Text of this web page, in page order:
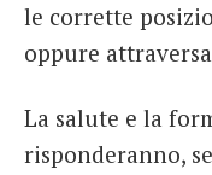
le corrette
oppure
La salute e la
risponderanno,